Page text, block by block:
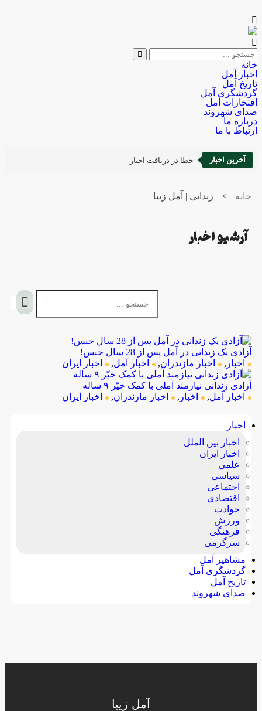
خانه
اخبار آمل
تاریخ آمل
گردشگری آمل
افتخارات آمل
صدای شهروند
درباره ما
ارتباط با ما
آخرین اخبار خطا در دریافت اخبار
خانه > زندانی | آمل زیبا
آرشیو اخبار
آزادی یک زندانی در آمل‌ پس از 28 سال حبس!
اخبار , اخبار مازندران, اخبار آمل, اخبار ایران
آزادی زندانی نیازمند آملی با کمک خیّر ۹ ساله
اخبار آمل, اخبار , اخبار مازندران, اخبار ایران
اخبار
اخبار بین الملل
اخبار ایران
علمی
سیاسی
اجتماعی
اقتصادی
حوادث
ورزش
فرهنگی
سرگرمی
مشاهیر آمل
گردشگری آمل
تاریخ آمل
صدای شهروند
آمل زیبا